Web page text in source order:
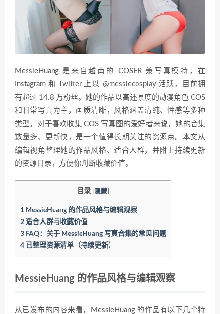
MessieHuang 是来自越南的 COSER 兼写真模特，在
Instagram 和 Twitter 上以 @messiecosplay 活跃，目前拥
有超过 14.8 万粉丝。她的作品以高还原度的动漫角色 COS
和日常写真为主，画质清晰，风格涵盖清纯、性感等多种
类型。对于喜欢收集 COS 写真图的爱好者来说，她的合集
数量多、更新快，是一个值得长期关注的资源点。本文从
编辑视角整理她的作品风格、适合人群，并附上持续更新
的资源目录，方便你判断收藏价值。
目录 隐藏
1 MessieHuang 的作品风格与编辑观察
2 适合人群与收藏价值
3 FAQ：关于 MessieHuang 写真合集的常见问题
4 已整理资源清单（持续更新）
MessieHuang 的作品风格与编辑观察
从已发布的内容来看，MessieHuang 的作品有以下几个特